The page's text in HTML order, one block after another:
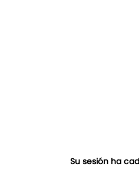
Su sesión ha